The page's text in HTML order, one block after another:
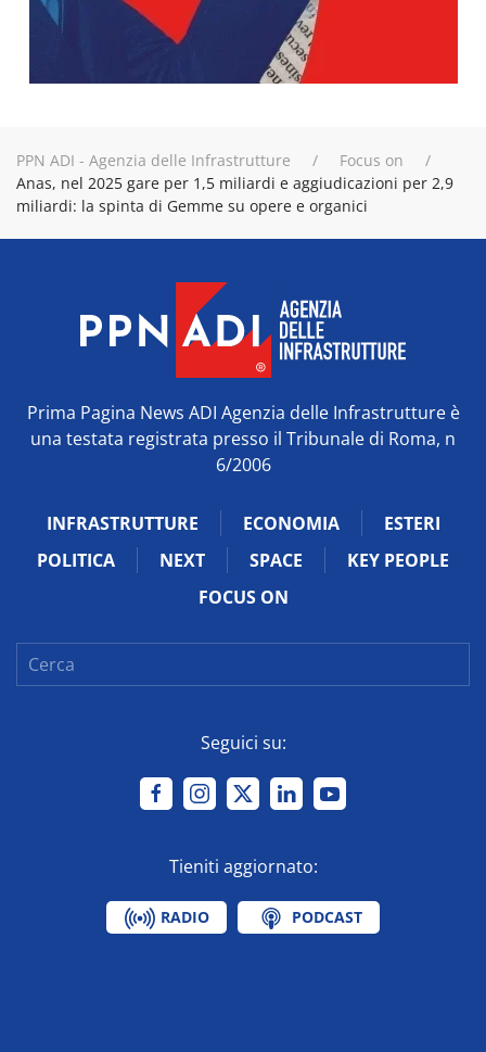
PPN ADI - Agenzia delle Infrastrutture
Focus on
Anas, nel 2025 gare per 1,5 miliardi e aggiudicazioni per 2,9
miliardi: la spinta di Gemme su opere e organici
Prima Pagina News ADI Agenzia delle Infrastrutture è
una testata registrata presso il Tribunale di Roma, n
6/2006
INFRASTRUTTURE ECONOMIA
ESTERI
POLITICA
NEXT SPACE
KEY PEOPLE
FOCUS ON
Seguici su:
Tieniti aggiornato:
RADIO PODCAST